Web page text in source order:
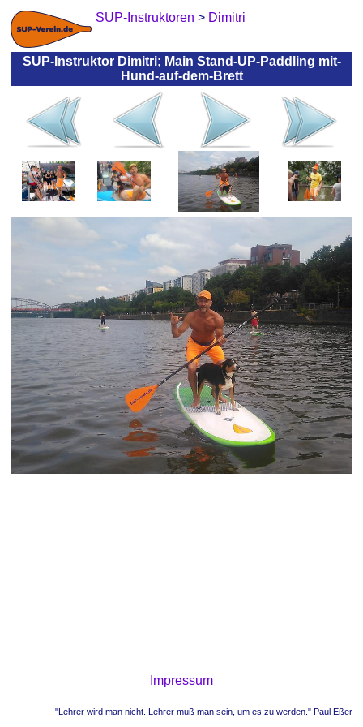
SUP-Instruktoren > Dimitri
SUP-Instruktor Dimitri; Main Stand-UP-Paddling mit-
Hund-auf-dem-Brett
Impressum
"Lehrer wird man nicht. Lehrer muß man sein, um es zu werden." Paul Eßer